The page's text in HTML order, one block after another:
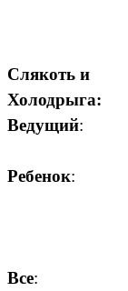
Слякоть и
Холодрыга:
Ведущий:
Ребенок:
Все: